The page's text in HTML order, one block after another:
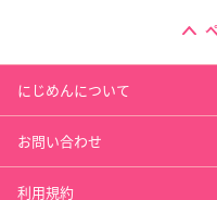
にじめんについて
お問い合わせ
利用規約